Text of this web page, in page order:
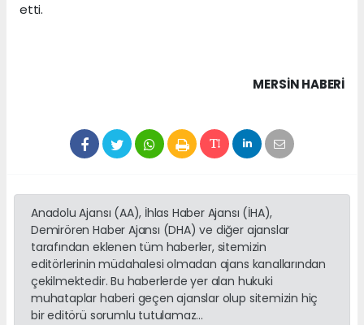
etti.
MERSIN HABERİ
Anadolu Ajansı (AA), İhlas Haber Ajansı (İHA),
Demirören Haber Ajansı (DHA) ve diğer ajanslar
tarafından eklenen tüm haberler, sitemizin
editörlerinin müdahalesi olmadan ajans kanallarından
çekilmektedir. Bu haberlerde yer alan hukuki
muhataplar haberi geçen ajanslar olup sitemizin hiç
bir editörü sorumlu tutulamaz...